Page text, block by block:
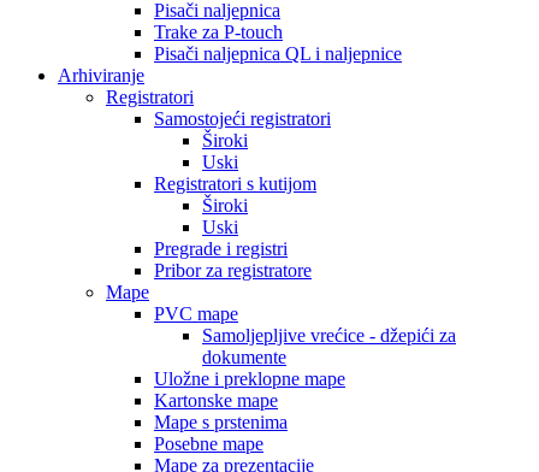
Pisači naljepnica
Trake za P-touch
Pisači naljepnica QL i naljepnice
Arhiviranje
Registratori
Samostojeći registratori
Široki
Uski
Registratori s kutijom
Široki
Uski
Pregrade i registri
Pribor za registratore
Mape
PVC mape
Samoljepljive vrećice - džepići za
dokumente
Uložne i preklopne mape
Kartonske mape
Mape s prstenima
Posebne mape
Mape za prezentacije